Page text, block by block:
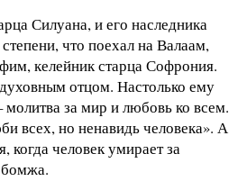
Силуана, и его наследника
что поехал на Валаам,
келейник старца Софрония.
отцом. Настолько ему
молитва за мир и любовь ко всем.
всех, но ненавидь человека». А
когда человек умирает за